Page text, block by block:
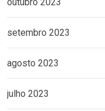
setembro 2023
agosto 2023
julho 2023